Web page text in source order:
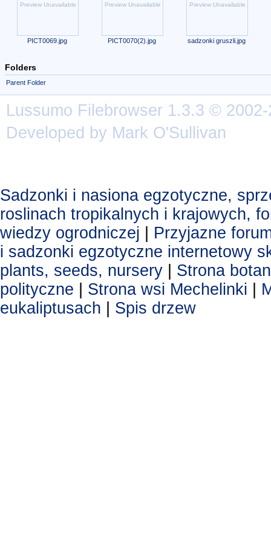
Preview Unavailable
PICT0069.jpg
Preview Unavailable
PICT0070(2).jpg
Preview Unavailable
sadzonki gruszli.jpg
Folders
Parent Folder
Lussumo Filebrowser 1.3.3 ©
Developed by Mark O'Sullivan
Sadzonki i nasiona egzotyczne,
roslinach tropikalnych i krajowych,
wiedzy ogrodniczej
Przyjazne
i sadzonki egzotyczne internetowy
plants, seeds, nursery
Strona
polityczne
Strona wsi Mechelinki
eukaliptusach
Spis drzew